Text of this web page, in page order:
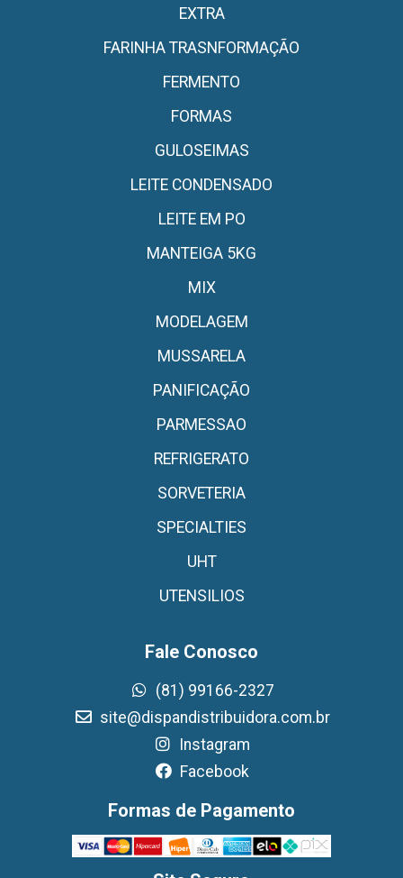
EXTRA
FARINHA TRASNFORMAÇÃO
FERMENTO
FORMAS
GULOSEIMAS
LEITE CONDENSADO
LEITE EM PO
MANTEIGA 5KG
MIX
MODELAGEM
MUSSARELA
PANIFICAÇÃO
PARMESSAO
REFRIGERATO
SORVETERIA
SPECIALTIES
UHT
UTENSILIOS
Fale Conosco
(81) 99166-2327
site@dispandistribuidora.com.br
Instagram
Facebook
Formas de Pagamento